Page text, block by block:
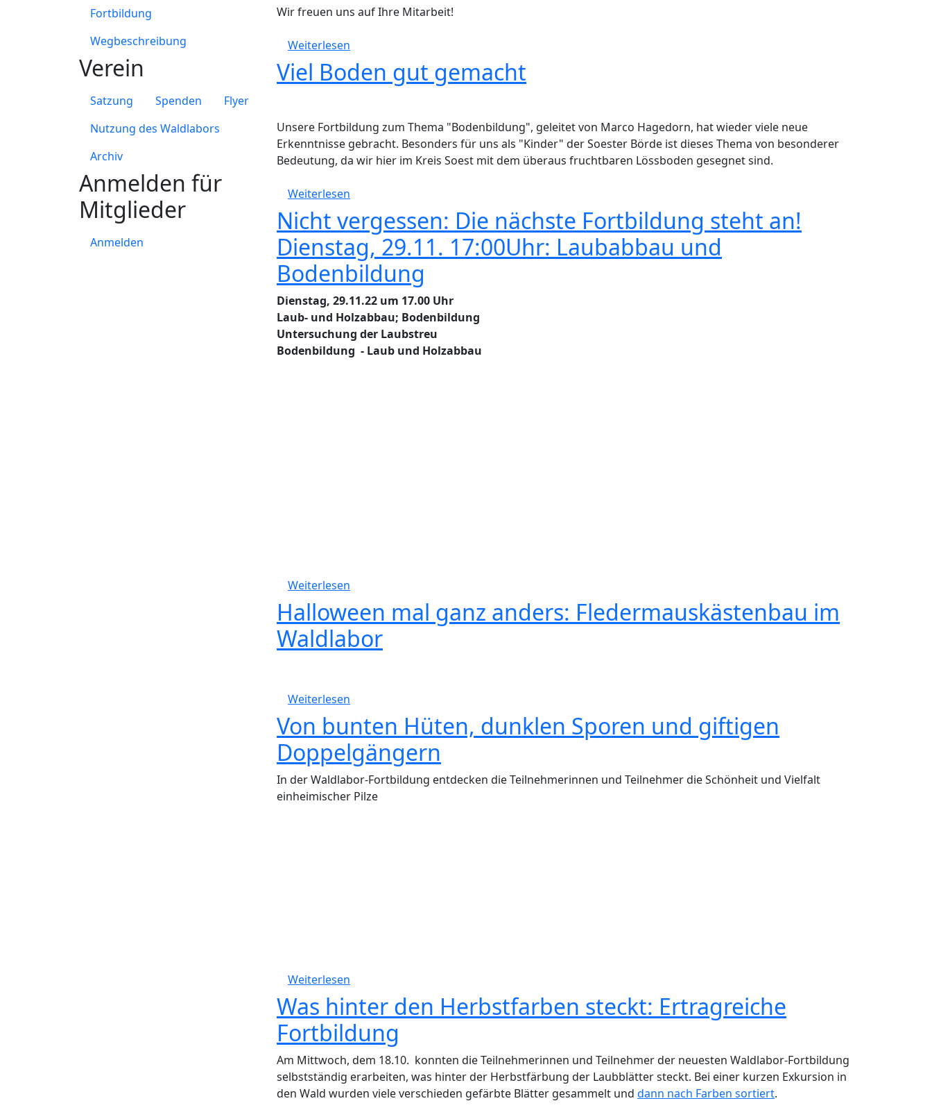
Wir freuen uns auf Ihre Mitarbeit!
Weiterlesen
Viel Boden gut gemacht
Unsere Fortbildung zum Thema "Bodenbildung", geleitet von Marco Hagedorn, hat wieder viele neue
Erkenntnisse gebracht. Besonders für uns als "Kinder" der Soester Börde ist dieses Thema von besonderer
Bedeutung, da wir hier im Kreis Soest mit dem überaus fruchtbaren Lössboden gesegnet sind.
Weiterlesen
Nicht vergessen: Die nächste Fortbildung steht an!
Dienstag, 29.11. 17:00Uhr: Laubabbau und
Bodenbildung
Dienstag, 29.11.22 um 17.00 Uhr
Laub- und Holzabbau; Bodenbildung
Untersuchung der Laubstreu
Bodenbildung - Laub und Holzabbau
Weiterlesen
Halloween mal ganz anders: Fledermauskästenbau im
Waldlabor
Weiterlesen
Von bunten Hüten, dunklen Sporen und giftigen
Doppelgängern
In der Waldlabor-Fortbildung entdecken die Teilnehmerinnen und Teilnehmer die Schönheit und Vielfalt
einheimischer Pilze
Weiterlesen
Was hinter den Herbstfarben steckt: Ertragreiche
Fortbildung
Am Mittwoch, dem 18.10. konnten die Teilnehmerinnen und Teilnehmer der neuesten Waldlabor-Fortbildung
selbstständig erarbeiten, was hinter der Herbstfärbung der Laubblätter steckt. Bei einer kurzen Exkursion in
den Wald wurden viele verschieden gefärbte Blätter gesammelt und dann nach Farben sortiert.
Fortbildung
Wegbeschreibung
Verein
Satzung Spenden
Flyer
Nutzung des Waldlabors
Archiv
Anmelden für
Mitglieder
Anmelden